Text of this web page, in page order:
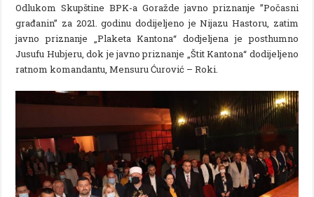
Odlukom Skupštine BPK-a Goražde javno priznanje ”Počasni
građanin” za 2021. godinu dodijeljeno je Nijazu Hastoru, zatim
javno priznanje „Plaketa Kantona“ dodjeljena je posthumno
Jusufu Hubjeru, dok je javno priznanje „Štit Kantona“ dodijeljeno
ratnom komandantu, Mensuru Ćurović – Roki.